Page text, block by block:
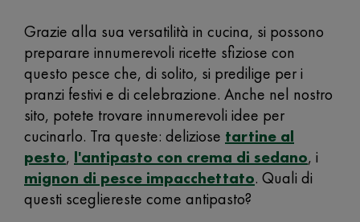
Grazie alla sua versatilità in cucina, si possono
preparare innumerevoli ricette sfiziose con
questo pesce che, di solito, si predilige per i
pranzi festivi e di celebrazione. Anche nel nostro
sito, potete trovare innumerevoli idee per
cucinarlo. Tra queste: deliziose tartine al
pesto, l'antipasto con crema di sedano, i
mignon di pesce impacchettato. Quali di
questi scegliereste come antipasto?